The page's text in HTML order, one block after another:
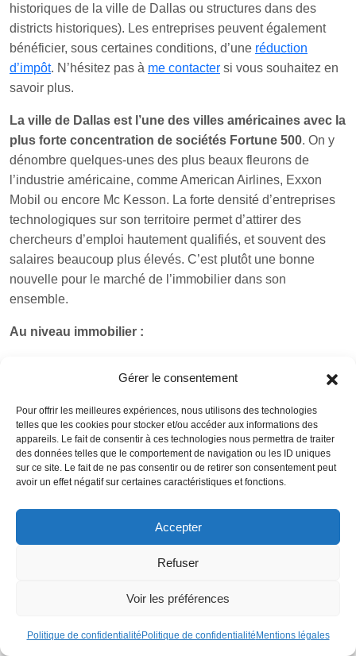
Gérer le consentement
Pour offrir les meilleures expériences, nous utilisons des technologies
telles que les cookies pour stocker et/ou accéder aux informations des
appareils. Le fait de consentir à ces technologies nous permettra de traiter
des données telles que le comportement de navigation ou les ID uniques
sur ce site. Le fait de ne pas consentir ou de retirer son consentement peut
avoir un effet négatif sur certaines caractéristiques et fonctions.
Accepter
Refuser
Voir les préférences
Politique de confidentialité Politique de confidentialité Mentions légales
historiques de la ville de Dallas ou structures dans des
districts historiques). Les entreprises peuvent également
bénéficier, sous certaines conditions, d’une réduction
d’impôt. N’hésitez pas à me contacter si vous souhaitez en
savoir plus.
La ville de Dallas est l’une des villes américaines avec la
plus forte concentration de sociétés Fortune 500. On y
dénombre quelques-unes des plus beaux fleurons de
l’industrie américaine, comme American Airlines, Exxon
Mobil ou encore Mc Kesson. La forte densité d’entreprises
technologiques sur son territoire permet d’attirer des
chercheurs d’emploi hautement qualifiés, et souvent des
salaires beaucoup plus élevés. C’est plutôt une bonne
nouvelle pour le marché de l’immobilier dans son
ensemble.
Au niveau immobilier :
. On constate que depuis octobre 2020 à fin
novembre 2021, le prix d’une propriété immobilière a
progressé en moyenne de 20% (contre 19,30% pour la
moyenne nationale).Une propriété immobilière
s’échange en moyenne à un prix de 290 564 dollars
américains(contre 316 368 dollars américains pour la
Evolution des prix dans l’immobilier dans la ville de
Dallas (sur la période 2012 – 2021)
2012, une propriété immobilière s’échangeait en moyenne
à un prix de seulement 122 000 dollars américains.